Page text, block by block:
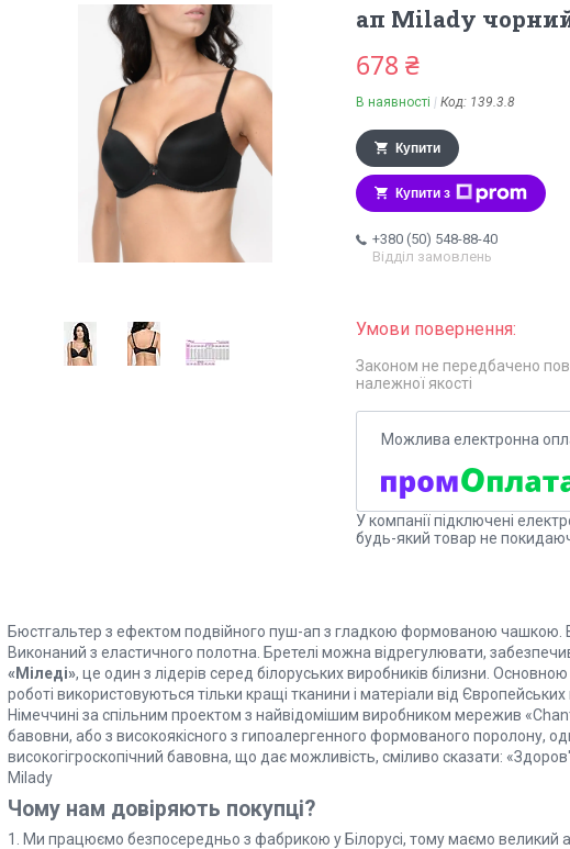
ап Milady
678 ₴
В наявності Код: 139.3.8
Купити
Купити з
+380 (50) 548-88-40
Відділ замовлень
Законом не передбачено
належної якості
У компанії підключені
будь-який товар не
Бюстгальтер з ефектом подвійного пуш-ап з гладкою формованою
Виконаний з еластичного полотна. Бретелі можна відрегулювати,
«Міледі», це один з лідерів серед білоруських виробників білизни.
роботі використовуються тільки кращі тканини і матеріали від
Німеччині за спільним проектом з найвідомішим виробником мережив
бавовни, або з високоякісного з гипоалергенного формованого поролону,
високогігроскопічний бавовна, що дає можливість, сміливо сказати:
Milady
Чому нам довіряють покупці?
1. Ми працюємо безпосередньо з фабрикою у Білорусі, тому маємо великий